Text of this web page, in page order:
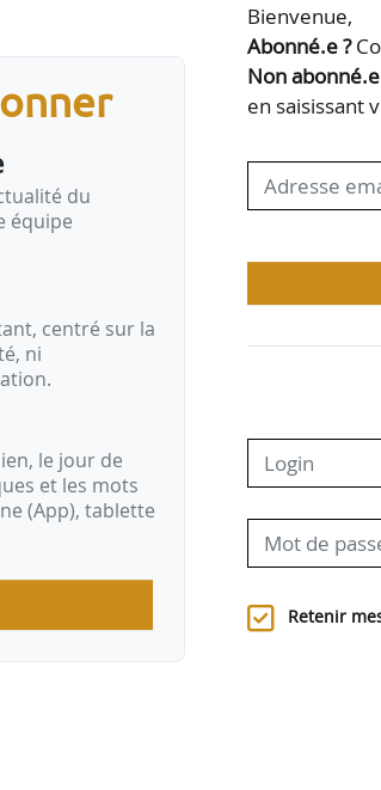
du
équipe
centré sur la
ni
le jour de
et les mots
(App), tablette
Bienvenue,
Abonné.e ?
Non abonné.e
en saisissant
Retenir